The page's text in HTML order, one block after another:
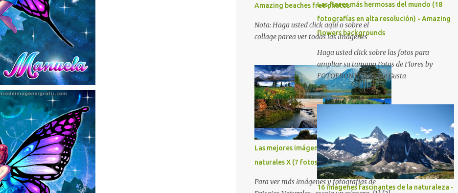
Amazing beaches free photos
Nota: Haga usted click aquí o sobre el
collage parea ver todas las imágenes
Las mejores imágenes de paisajes
naturales X (7 fotos)
Para ver más imágenes y fotografías de
Las flores más hermosas del mundo (18
fotografías en alta resolución) - Amazing
flowers backgrounds
Haga usted click sobre las fotos para
ampliar su tamaño Fotos de Flores by
FOTOFRONTERA | Me Gusta
16 imágenes fascinantes de la naturaleza -